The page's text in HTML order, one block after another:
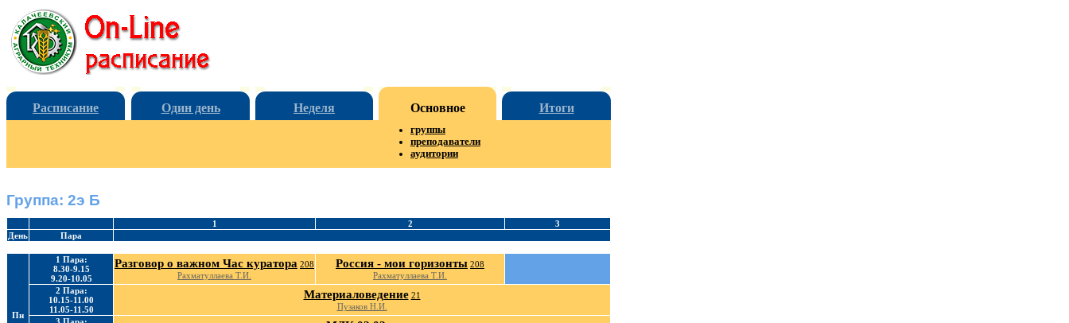
Расписание Один день Неделя Основное Итоги
группы
преподаватели
аудитории
Группа: 2э Б
1 2
3
День
Пара
Пн
1 Пара:
8.30-9.15
9.20-10.05
Разговор о важном Час куратора 208
Рахматуллаева Т.И.
Россия - мои горизонты 208
Рахматуллаева Т.И.
2 Пара:
10.15-11.00
11.05-11.50
Материаловедение 21
Пузаков Н.И.